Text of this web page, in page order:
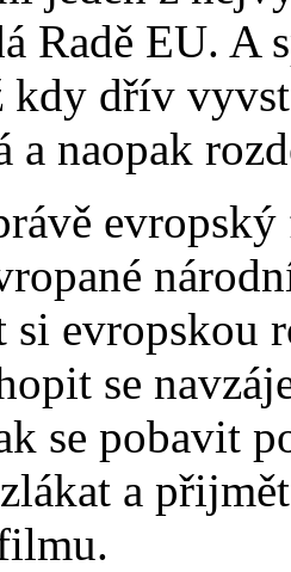
Radě EU. A
dřív
a naopak
si evropskou
se
se pobavit
a